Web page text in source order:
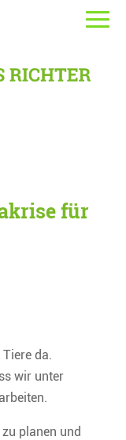
für
da.
wir unter
planen und